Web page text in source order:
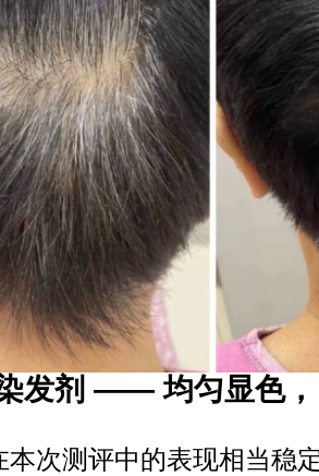
发剂 —— 均匀显色，
本次测评中的表现相当稳